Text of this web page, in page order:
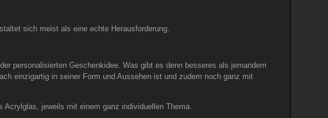
sich meist als eine echte Herausforderung.
personalisierten Geschenkidee. Was gibt es denn besseres als jemandem
einzigartig in seiner Form und Aussehen ist und zudem noch ganz mit
Acrylglas, jeweils mit einem ganz individuellen Thema.